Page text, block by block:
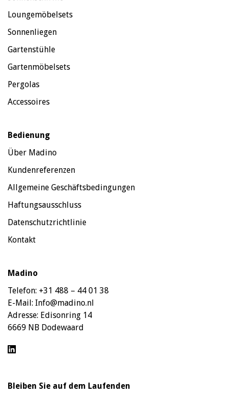
Loungemöbelsets
Sonnenliegen
Gartenstühle
Gartenmöbelsets
Pergolas
Accessoires
Bedienung
Über Madino
Kundenreferenzen
Allgemeine Geschäftsbedingungen
Haftungsausschluss
Datenschutzrichtlinie
Kontakt
Madino
Telefon: +31 488 – 44 01 38
E-Mail: Info@madino.nl
Adresse: Edisonring 14
6669 NB Dodewaard
Bleiben Sie auf dem Laufenden